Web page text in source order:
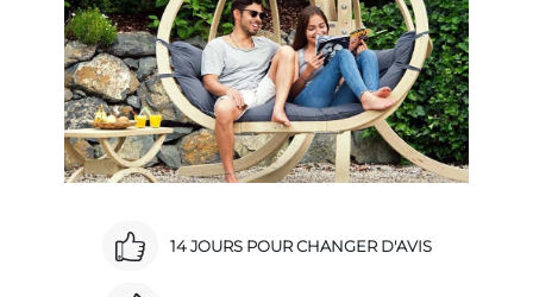
14 JOURS POUR CHANGER D'AVIS